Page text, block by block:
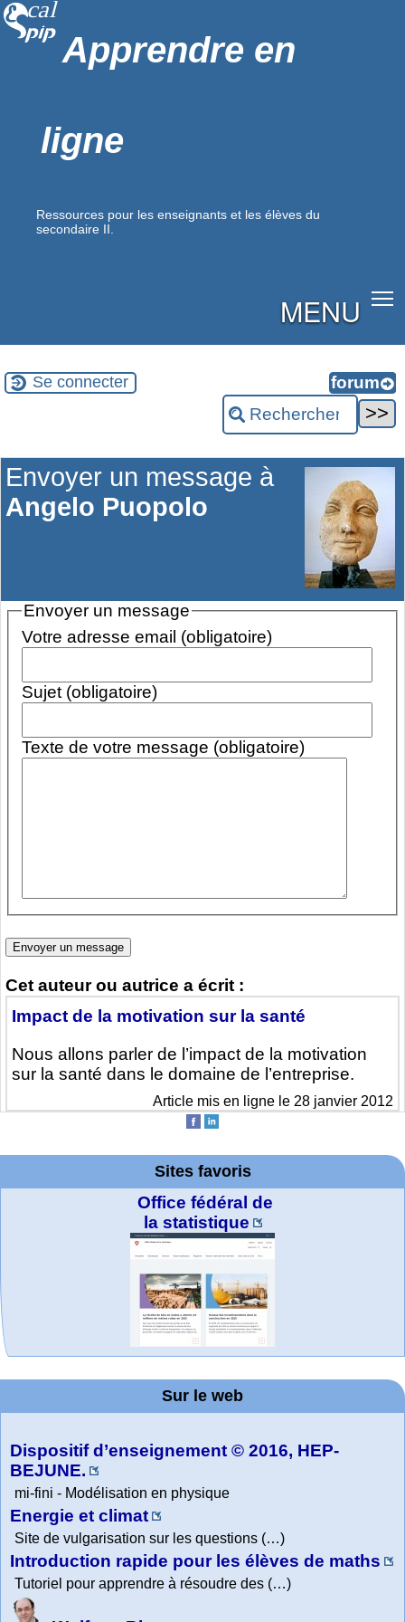
Apprendre en
ligne
Ressources pour les enseignants et les élèves du
secondaire II.
MENU
Se connecter
Envoyer un message à
Angelo Puopolo
Envoyer un message
Votre adresse email (obligatoire)
Sujet (obligatoire)
Texte de votre message (obligatoire)
Cet auteur ou autrice a écrit :
Impact de la motivation sur la santé
Nous allons parler de l’impact de la motivation
sur la santé dans le domaine de l’entreprise.
Article mis en ligne le 28 janvier 2012
Sites favoris
Wolfram
Education Portal
Office fédéral de
la statistique
WolframTones :
Generate a
Composition
Online math
practice and
lessons
TED Talks
Wolfram
Mathematica
Tutorial
Collection
Wolfram web
resources
MATHCURVE.CO
M
Arts-Scènes
Wolfram
Demonstrations
Project. College
Physics
Sur le web
Dispositif d’enseignement © 2016, HEP-
BEJUNE.
mi-fini - Modélisation en physique
Energie et climat
Site de vulgarisation sur les questions (…)
Introduction rapide pour les élèves de maths
Tutoriel pour apprendre à résoudre des (…)